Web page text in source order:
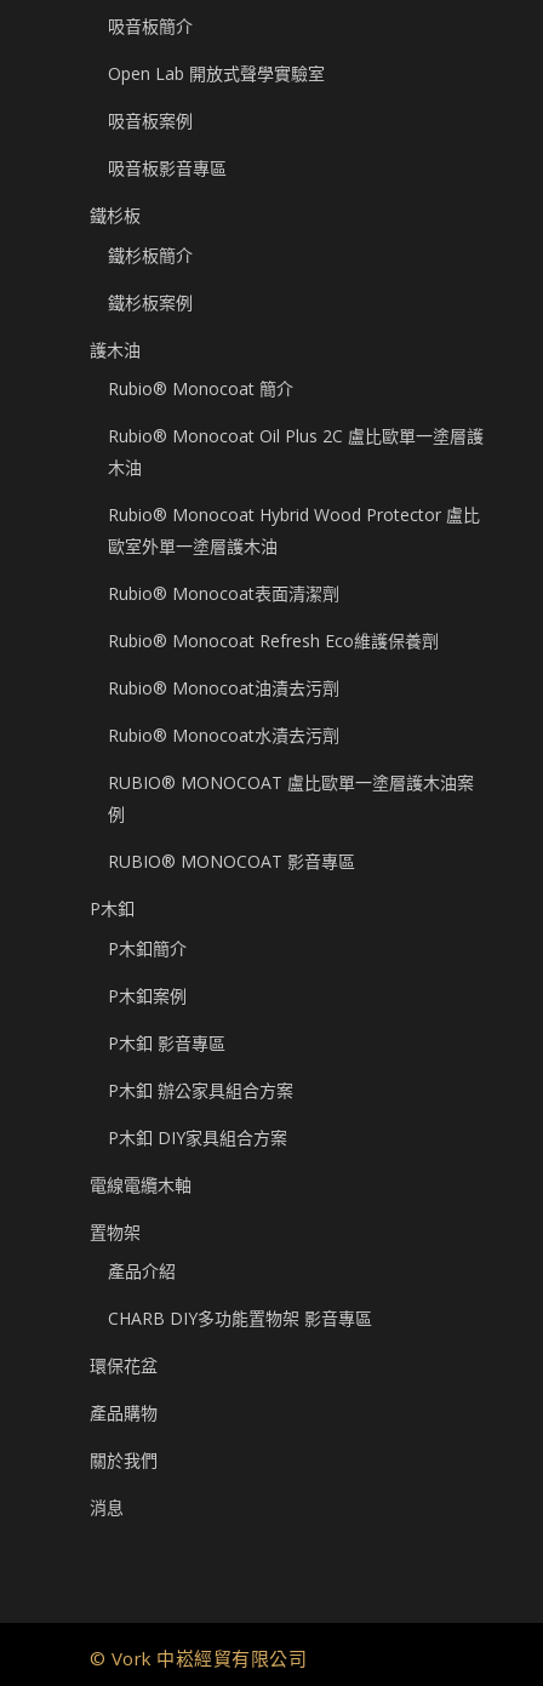
吸音板簡介
Open Lab 開放式聲學實驗室
吸音板案例
吸音板影音專區
鐵杉板
鐵杉板簡介
鐵杉板案例
護木油
Rubio® Monocoat 簡介
Rubio® Monocoat Oil Plus 2C 盧比歐單一塗層護
木油
Rubio® Monocoat Hybrid Wood Protector 盧比
歐室外單一塗層護木油
Rubio® Monocoat表面清潔劑
Rubio® Monocoat Refresh Eco維護保養劑
Rubio® Monocoat油漬去污劑
Rubio® Monocoat水漬去污劑
RUBIO® MONOCOAT 盧比歐單一塗層護木油案
例
RUBIO® MONOCOAT 影音專區
P木釦
P木釦簡介
P木釦案例
P木釦 影音專區
P木釦 辦公家具組合方案
P木釦 DIY家具組合方案
電線電纜木軸
置物架
產品介紹
CHARB DIY多功能置物架 影音專區
環保花盆
產品購物
關於我們
消息
© Vork 中崧經貿有限公司